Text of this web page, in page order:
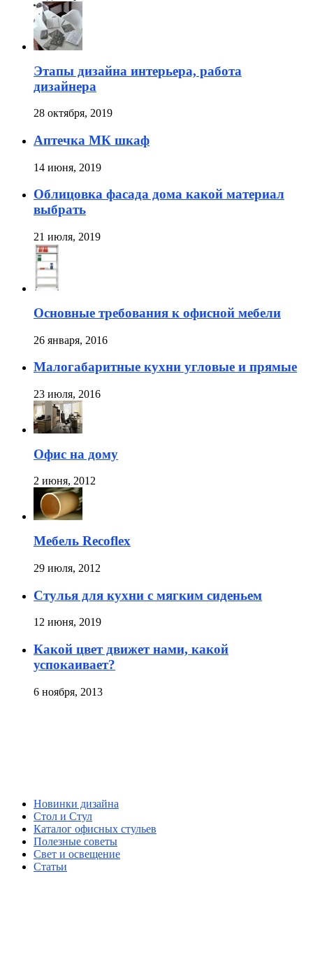
Этапы дизайна интерьера, работа
дизайнера
28 октября, 2019
Аптечка МК шкаф
14 июня, 2019
Облицовка фасада дома какой материал
выбрать
21 июля, 2019
Основные требования к офисной мебели
26 января, 2016
Малогабаритные кухни угловые и прямые
23 июля, 2016
Офис на дому
2 июня, 2012
Мебель Recoflex
29 июля, 2012
Стулья для кухни с мягким сиденьем
12 июня, 2019
Какой цвет движет нами, какой
успокаивает?
6 ноября, 2013
Новинки дизайна
Стол и Стул
Каталог офисных стульев
Полезные советы
Свет и освещение
Статьи